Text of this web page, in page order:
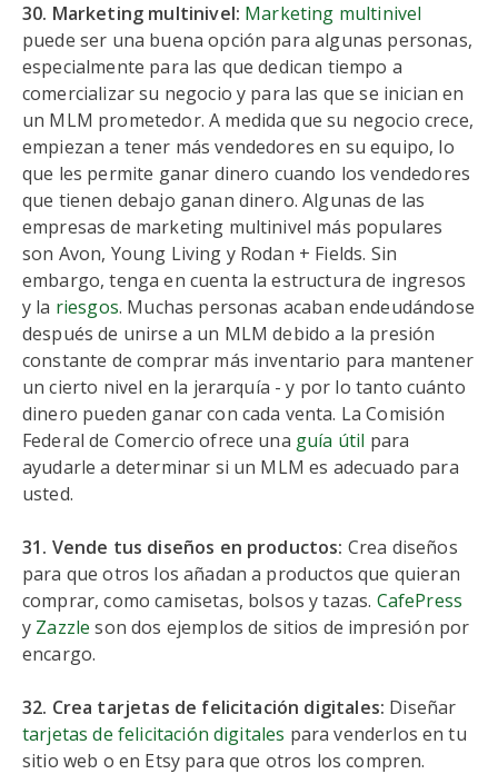
30. Marketing multinivel: Marketing multinivel
puede ser una buena opción para algunas personas,
especialmente para las que dedican tiempo a
comercializar su negocio y para las que se inician en
un MLM prometedor. A medida que su negocio crece,
empiezan a tener más vendedores en su equipo, lo
que les permite ganar dinero cuando los vendedores
que tienen debajo ganan dinero. Algunas de las
empresas de marketing multinivel más populares
son Avon, Young Living y Rodan + Fields. Sin
embargo, tenga en cuenta la estructura de ingresos
y la riesgos. Muchas personas acaban endeudándose
después de unirse a un MLM debido a la presión
constante de comprar más inventario para mantener
un cierto nivel en la jerarquía - y por lo tanto cuánto
dinero pueden ganar con cada venta. La Comisión
Federal de Comercio ofrece una guía útil para
ayudarle a determinar si un MLM es adecuado para
usted.
31. Vende tus diseños en productos: Crea diseños
para que otros los añadan a productos que quieran
comprar, como camisetas, bolsos y tazas. CafePress
y Zazzle son dos ejemplos de sitios de impresión por
encargo.
32. Crea tarjetas de felicitación digitales: Diseñar
tarjetas de felicitación digitales para venderlos en tu
sitio web o en Etsy para que otros los compren.